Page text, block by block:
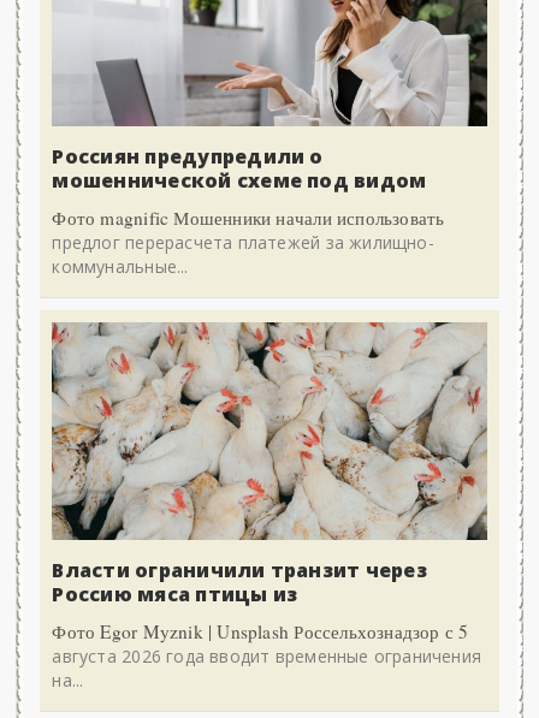
Россиян предупредили о
мошеннической схеме под видом
Фото magnific Мошенники начали использовать
предлог перерасчета платежей за жилищно-
коммунальные...
Власти ограничили транзит через
Россию мяса птицы из
Фото Egor Myznik | Unsplash Россельхознадзор с 5
августа 2026 года вводит временные ограничения
на...